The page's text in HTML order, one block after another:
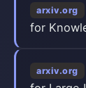
arxiv.org
for
arxiv.org